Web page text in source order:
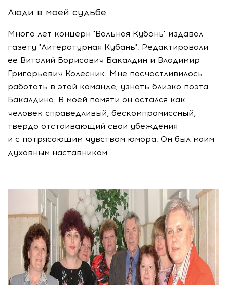
Люди в моей судьбе
Много лет концерн "Вольная Кубань" издавал
газету "Литературная Кубань". Редактировали
ее Виталий Борисович Бакалдин и Владимир
Григорьевич Колесник. Мне посчастливилось
работать в этой команде, узнать близко поэта
Бакалдина. В моей памяти он остался как
человек справедливый, бескомпромиссный,
твердо отстаивающий свои убеждения
и с потрясающим чувством юмора. Он был моим
духовным наставником.